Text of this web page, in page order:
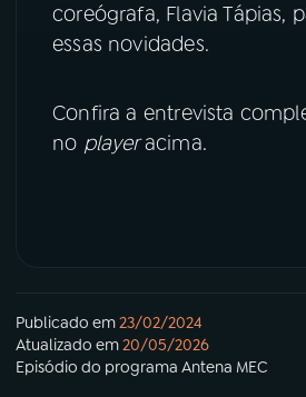
coreógrafa, Flavia Tápias,
essas novidades.
Confira a entrevista
no playeracima.
Publicado em23/02/2024
Atualizado em20/05/2026
Episódio do programa Antena MEC